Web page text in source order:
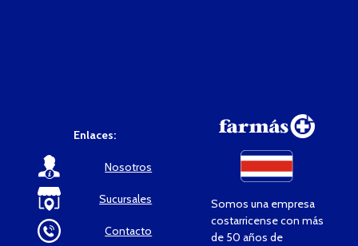
Enlaces:
Nosotros
Sucursales
Contacto
Somos una empresa
costarricense con más
de 50 años de